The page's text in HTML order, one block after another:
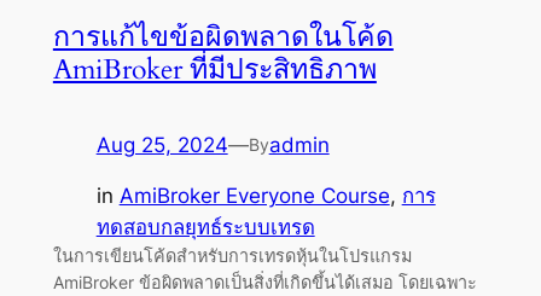
การแก้ไขข้อผิดพลาดในโค้ด
AmiBroker ที่มีประสิทธิภาพ
Aug 25, 2024—Byadmin
in AmiBroker Everyone Course, การ
ทดสอบกลยุทธ์ระบบเทรด
ในการเขียนโค้ดสำหรับการเทรดหุ้นในโปรแกรม
AmiBroker ข้อผิดพลาดเป็นสิ่งที่เกิดขึ้นได้เสมอ โดยเฉพาะ